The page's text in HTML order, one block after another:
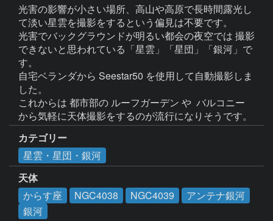
光害の影響が小さい場所、高山や高原で長時間露光し
て淡い星雲を撮影をするという偏見は不要です。
光害でバックグラウンドが明るい都会の夜空では 撮影
できないと思われている「星雲」「星団」「銀河」で
す。
自宅ベランダから Seestar50 を使用して自動撮影しま
した。
これからは 都市部の ルーフガーデン や  バルコニー
カテゴリー
星雲・星団・銀河
天体
からす座
NGC4038 NGC4039
アンテナ銀河
銀河